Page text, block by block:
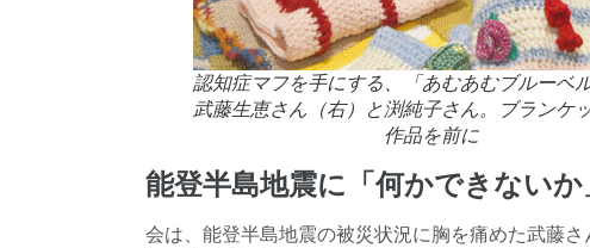
認知症マフを手にする、「あむあむブルーベ
武藤生恵さん（右）と渕純子さん。ブランケ
作品を前に
能登半島地震に「何かできないか
会は、能登半島地震の被災状況に胸を痛めた武藤